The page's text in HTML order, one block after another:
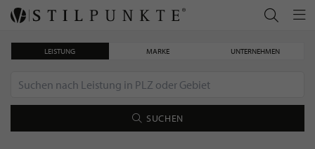
LEISTUNG MARKE UNTERNEHMEN
SUCHEN